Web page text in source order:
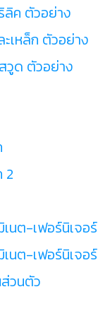
ลิค ตัวอย่าง
เหล็ก ตัวอย่าง
วูด ตัวอย่าง
2
นต-เฟอร์นิเจอร์
นต-เฟอร์นิเจอร์
วนตัว